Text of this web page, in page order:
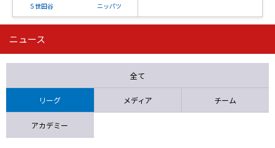
Ｓ世田谷 ニッパツ
第16節 09/05 (土) 15:00
ニッパツ 石人の星
ニュース
全て
リーグ メディア チーム
アカデミー